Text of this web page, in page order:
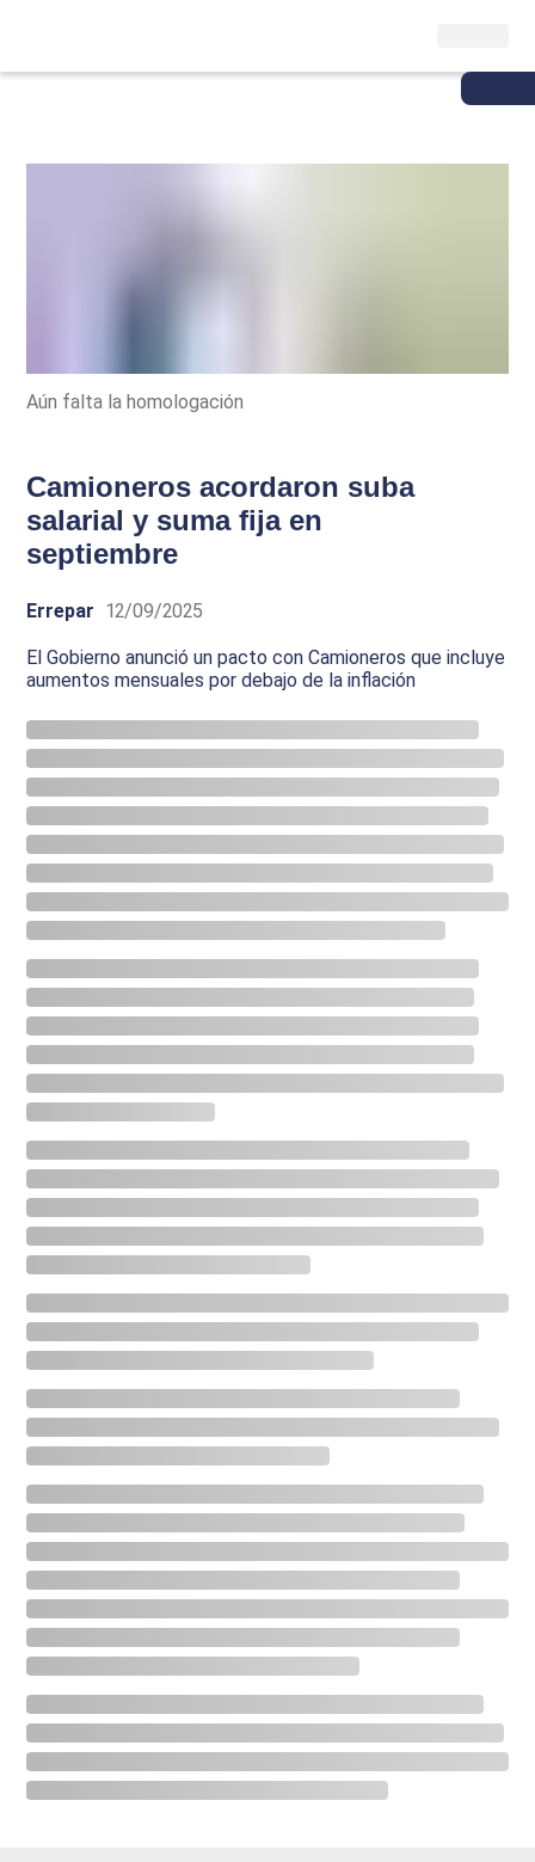
Aún falta la homologación
Camioneros acordaron suba
salarial y suma fija en
septiembre
Errepar 12/09/2025
El Gobierno anunció un pacto con Camioneros que incluye
aumentos mensuales por debajo de la inflación